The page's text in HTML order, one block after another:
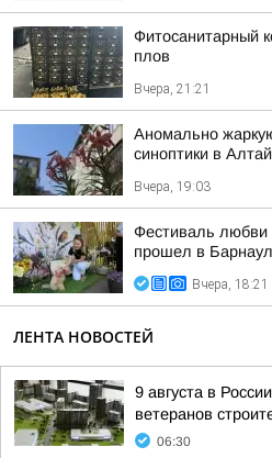
Фитосанитарный
плов
Вчера, 21:21
Аномально
синоптики в
Вчера, 19:03
Фестиваль любви
прошел в
Вчера, 18:21
ЛЕНТА НОВОСТЕЙ
9 августа в
ветеранов
06:30